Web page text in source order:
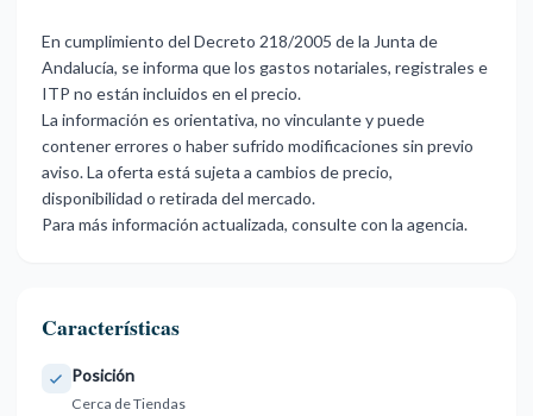
En cumplimiento del Decreto 218/2005 de la Junta de
Andalucía, se informa que los gastos notariales, registrales e
ITP no están incluidos en el precio.
La información es orientativa, no vinculante y puede
‌contener ‌errores ‌o ‌haber sufrido ‌modificaciones sin previo
‌aviso. ‌La oferta ‌está ‌sujeta ‌a ‌cambios de precio,
‌disponibilidad o ‌retirada del mercado.
Para ‌más ‌información ‌actualizada, ‌consulte ‌con ‌la ‌agencia.
Características
Posición
Cerca de Tiendas